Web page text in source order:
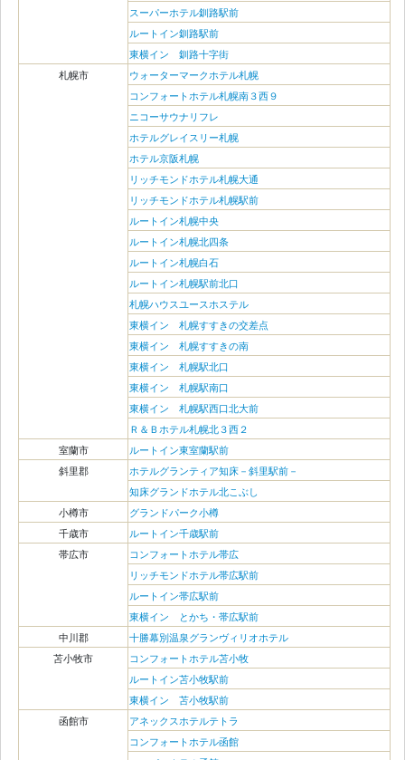
スーパーホテル釧路駅前
ルートイン釧路駅前
東横イン 釧路十字街
札幌市
ウォーターマークホテル札幌
コンフォートホテル札幌南３西９
ニコーサウナリフレ
ホテルグレイスリー札幌
ホテル京阪札幌
リッチモンドホテル札幌大通
リッチモンドホテル札幌駅前
ルートイン札幌中央
ルートイン札幌北四条
ルートイン札幌白石
ルートイン札幌駅前北口
札幌ハウスユースホステル
東横イン 札幌すすきの交差点
東横イン 札幌すすきの南
東横イン 札幌駅北口
東横イン 札幌駅南口
東横イン 札幌駅西口北大前
Ｒ＆Ｂホテル札幌北３西２
室蘭市
ルートイン東室蘭駅前
斜里郡
ホテルグランティア知床－斜里駅前－
知床グランドホテル北こぶし
小樽市
グランドパーク小樽
千歳市
ルートイン千歳駅前
帯広市
コンフォートホテル帯広
リッチモンドホテル帯広駅前
ルートイン帯広駅前
東横イン とかち・帯広駅前
中川郡
十勝幕別温泉グランヴィリオホテル
苫小牧市
コンフォートホテル苫小牧
ルートイン苫小牧駅前
東横イン 苫小牧駅前
函館市
アネックスホテルテトラ
コンフォートホテル函館